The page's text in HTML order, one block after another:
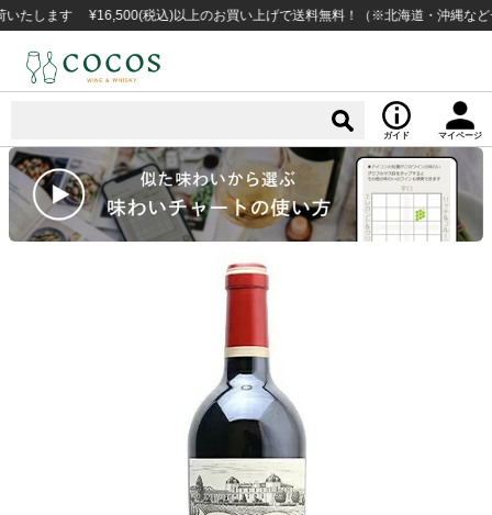
す ¥16,500(税込)以上のお買い上げで送料無料！（※北海道・沖縄など一部例
ガイド マイページ